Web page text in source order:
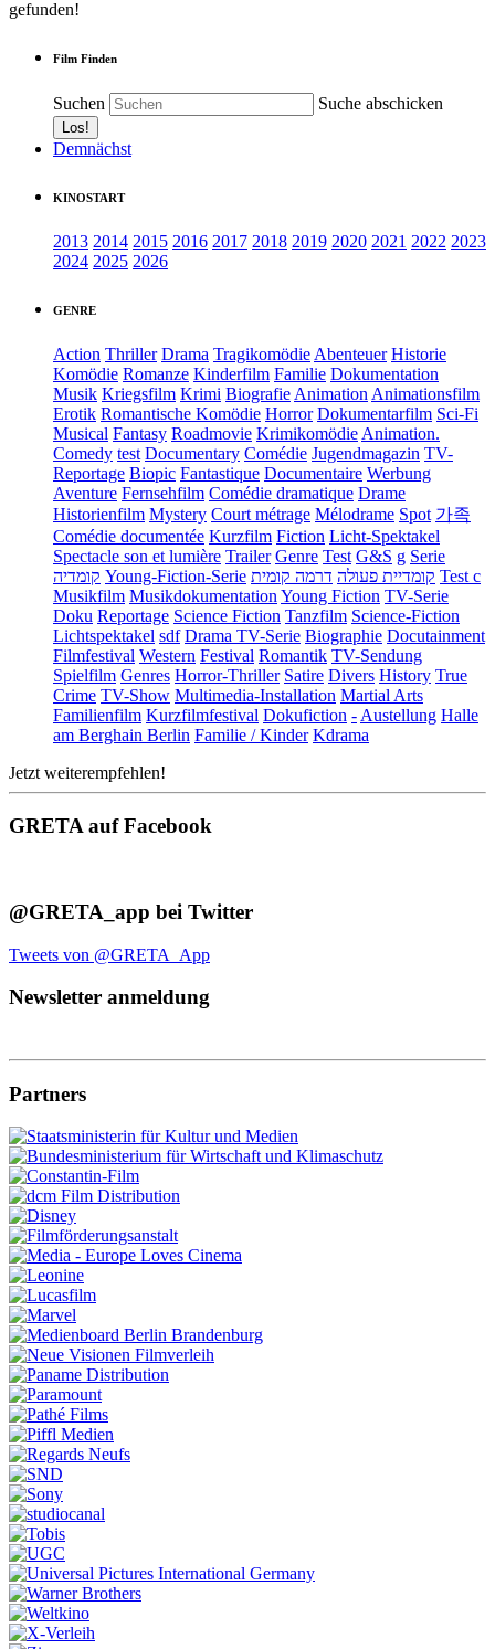
gefunden!
Film Finden
Suchen Suche abschicken
Demnächst
KINOSTART
2013 2014 2015 2016 2017 2018 2019 2020 2021 2022 2023
2024 2025 2026
GENRE
Action Thriller Drama Tragikomödie Abenteuer Historie
Komödie Romanze Kinderfilm Familie Dokumentation
Musik Kriegsfilm Krimi Biografie Animation Animationsfilm
Erotik Romantische Komödie Horror Dokumentarfilm Sci-Fi
Musical Fantasy Roadmovie Krimikomödie Animation.
Comedy test Documentary Comédie Jugendmagazin TV-
Reportage Biopic Fantastique Documentaire Werbung
Aventure Fernsehfilm Comédie dramatique Drame
Historienfilm Mystery Court métrage Mélodrame Spot 가족
Comédie documentée Kurzfilm Fiction Licht-Spektakel
Spectacle son et lumière Trailer Genre Test G&S g Serie
קומדיה Young-Fiction-Serie קומדיית פעולה דרמה קומית
Test c
Musikfilm Musikdokumentation Young Fiction TV-Serie
Doku Reportage Science Fiction Tanzfilm Science-Fiction
Lichtspektakel sdf Drama TV-Serie Biographie Docutainment
Filmfestival Western Festival Romantik TV-Sendung
Spielfilm Genres Horror-Thriller Satire Divers History True
Crime TV-Show Multimedia-Installation Martial Arts
Familienfilm Kurzfilmfestival Dokufiction - Austellung Halle
am Berghain Berlin Familie / Kinder Kdrama
Jetzt weiterempfehlen!
GRETA auf Facebook
@GRETA_app bei Twitter
Tweets von @GRETA_App
Newsletter anmeldung
Partners